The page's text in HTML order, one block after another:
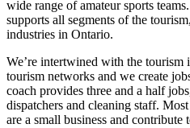
wide range of amateur sports
supports all segments of the
industries in Ontario.
We’re intertwined with the tourism
tourism networks and we create
coach provides three and a half
dispatchers and cleaning staff.
are a small business and contribute